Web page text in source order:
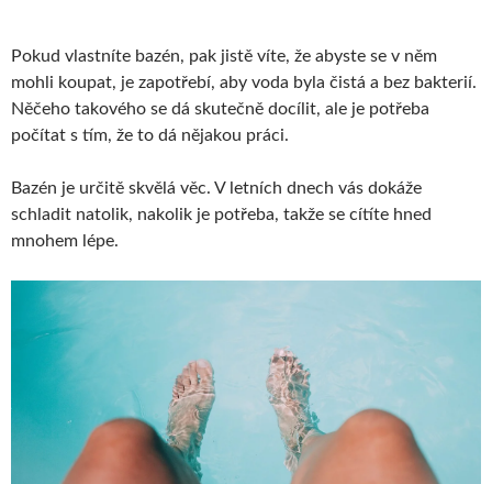
Pokud vlastníte bazén, pak jistě víte, že abyste se v něm
mohli koupat, je zapotřebí, aby voda byla čistá a bez bakterií.
Něčeho takového se dá skutečně docílit, ale je potřeba
počítat s tím, že to dá nějakou práci.
Bazén je určitě skvělá věc. V letních dnech vás dokáže
schladit natolik, nakolik je potřeba, takže se cítíte hned
mnohem lépe.